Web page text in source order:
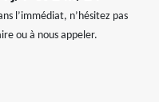
l’immédiat, n’hésitez pas
ou à nous appeler.